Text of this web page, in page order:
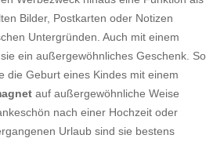
Bilder, Postkarten oder Notizen
Untergründen. Auch mit einem
ein außergewöhnliches Geschenk. So
die Geburt eines Kindes mit einem
auf außergewöhnliche Weise
nach einer Hochzeit oder
Urlaub sind sie bestens